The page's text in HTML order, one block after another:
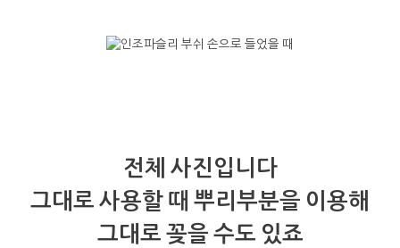
전체 사진입니다
그대로 사용할 때 뿌리부분을 이용해
그대로 꽂을 수도 있죠